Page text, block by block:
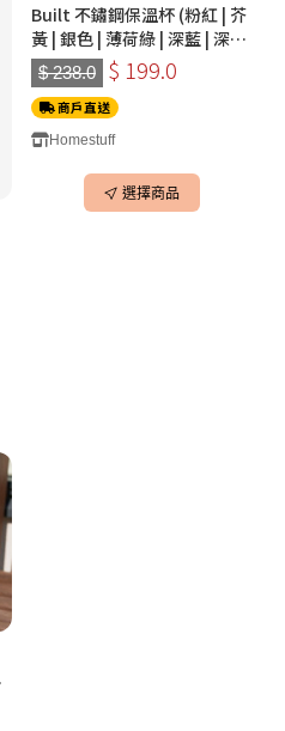
Built 不鏽鋼保溫杯 (粉紅 | 芥
黃 | 銀色 | 薄荷綠 | 深藍 | 深灰
| 淺藍)
$ 238.0 $ 199.0
商戶直送
Homestuff
選擇商品